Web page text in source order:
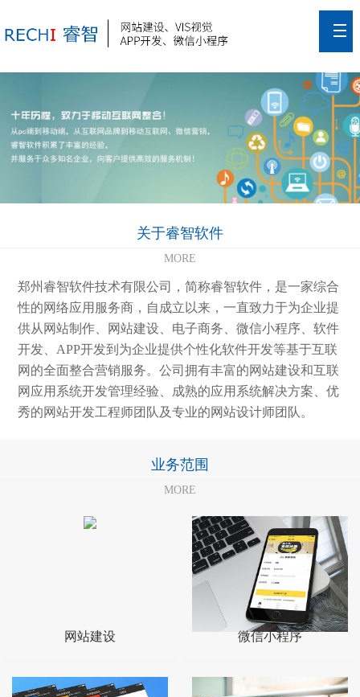
关于睿智软件
MORE
郑州睿智软件技术有限公司，简称睿智软件，是一家综合
性的网络应用服务商，自成立以来，一直致力于为企业提
供从网站制作、网站建设、电子商务、微信小程序、软件
开发、APP开发到为企业提供个性化软件开发等基于互联
网的全面整合营销服务。公司拥有丰富的网站建设和互联
网应用系统开发管理经验、成熟的应用系统解决方案、优
秀的网站开发工程师团队及专业的网站设计师团队。
业务范围
MORE
网站建设 微信小程序